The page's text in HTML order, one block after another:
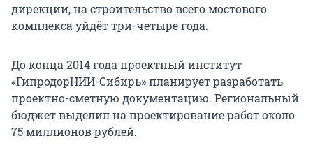
дирекции, на строительство всего мостового
комплекса уйдёт три-четыре года.
До конца 2014 года проектный институт
«ГипродорНИИ-Сибирь» планирует разработать
проектно-сметную документацию. Региональный
бюджет выделил на проектирование работ около
75 миллионов рублей.